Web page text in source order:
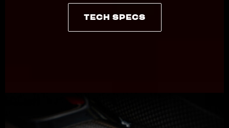
TECH SPECS